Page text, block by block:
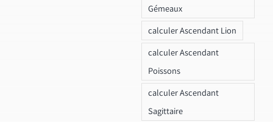
Gémeaux
calculer Ascendant Lion
calculer Ascendant
Poissons
calculer Ascendant
Sagittaire